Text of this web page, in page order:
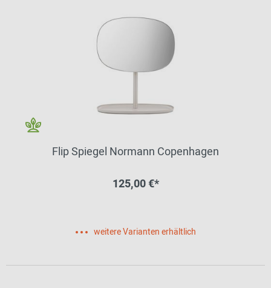
Flip Spiegel Normann Copenhagen
125,00 €*
weitere Varianten erhältlich